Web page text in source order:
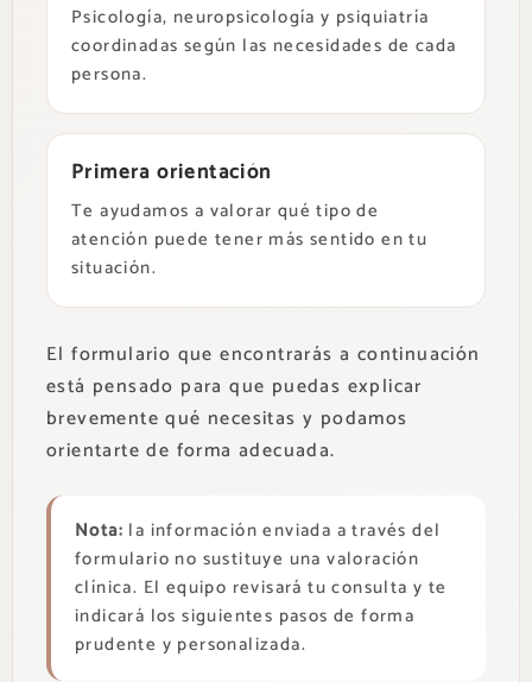
Psicología, neuropsicología y psiquiatría
coordinadas según las necesidades de cada
persona.
Primera orientación
Te ayudamos a valorar qué tipo de
atención puede tener más sentido en tu
situación.
El formulario que encontrarás a continuación
está pensado para que puedas explicar
brevemente qué necesitas y podamos
orientarte de forma adecuada.
Nota: la información enviada a través del
formulario no sustituye una valoración
clínica. El equipo revisará tu consulta y te
indicará los siguientes pasos de forma
prudente y personalizada.